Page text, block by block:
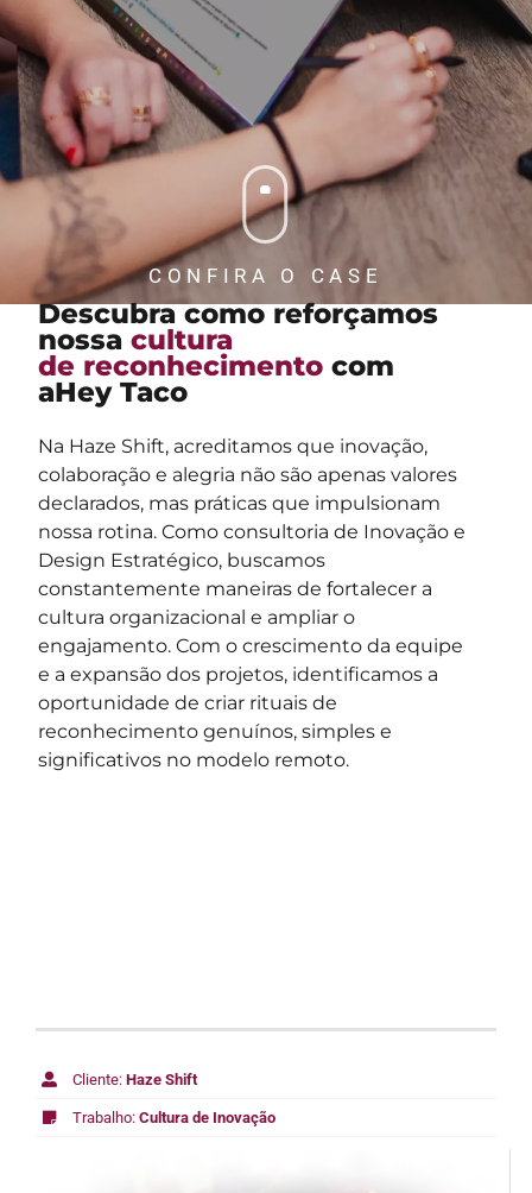
CONFIRA O CASE
Descubra como reforçamos
nossa cultura
de reconhecimentocom
aHey Taco
Na Haze Shift, acreditamos que inovação,
colaboração e alegria não são apenas valores
declarados, mas práticas que impulsionam
nossa rotina. Como consultoria de Inovação e
Design Estratégico, buscamos
constantemente maneiras de fortalecer a
cultura organizacional e ampliar o
engajamento. Com o crescimento da equipe
e a expansão dos projetos, identificamos a
oportunidade de criar rituais de
reconhecimento genuínos, simples e
significativos no modelo remoto.
Cliente:Haze Shift
Trabalho: Cultura de Inovação